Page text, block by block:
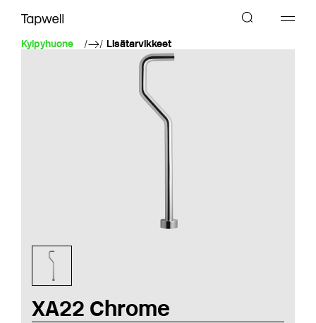
Kylpyhuone Lisätarvikkeet
XA22 Chrome